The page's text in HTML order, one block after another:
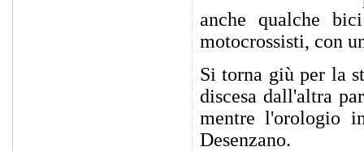
anche qualche
motocrossisti, con
Si torna giù per la
discesa dall'altra
mentre l'orologio
Desenzano.